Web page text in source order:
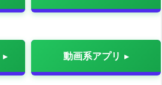
動画系アプリ